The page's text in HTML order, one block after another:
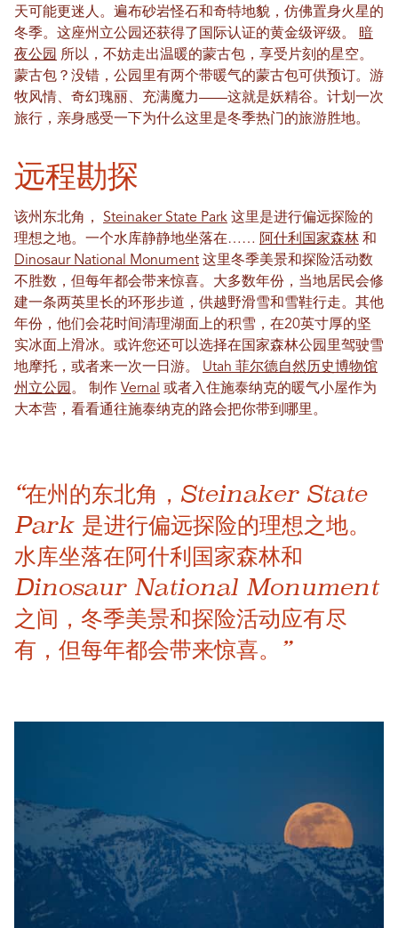
天可能更迷人。遍布砂岩怪石和奇特地貌，仿佛置身火星的
冬季。这座州立公园还获得了国际认证的黄金级评级。 暗
夜公园 所以，不妨走出温暖的蒙古包，享受片刻的星空。
蒙古包？没错，公园里有两个带暖气的蒙古包可供预订。游
牧风情、奇幻瑰丽、充满魔力——这就是妖精谷。计划一次
旅行，亲身感受一下为什么这里是冬季热门的旅游胜地。
远程勘探
该州东北角， Steinaker State Park 这里是进行偏远探险的
理想之地。一个水库静静地坐落在…… 阿什利国家森林 和
Dinosaur National Monument 这里冬季美景和探险活动数
不胜数，但每年都会带来惊喜。大多数年份，当地居民会修
建一条两英里长的环形步道，供越野滑雪和雪鞋行走。其他
年份，他们会花时间清理湖面上的积雪，在20英寸厚的坚
实冰面上滑冰。或许您还可以选择在国家森林公园里驾驶雪
地摩托，或者来一次一日游。 Utah 菲尔德自然历史博物馆
州立公园 。 制作 Vernal 或者入住施泰纳克的暖气小屋作为
大本营，看看通往施泰纳克的路会把你带到哪里。
“在州的东北角，Steinaker State
Park 是进行偏远探险的理想之地。
水库坐落在阿什利国家森林和
Dinosaur National Monument
之间，冬季美景和探险活动应有尽
有，但每年都会带来惊喜。”